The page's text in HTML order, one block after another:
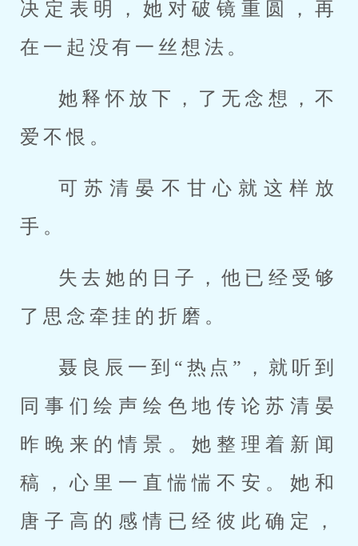
决定表明，她对破镜重圆，再
在一起没有一丝想法。
她释怀放下，了无念想，不
爱不恨。
可苏清晏不甘心就这样放
手。
失去她的日子，他已经受够
了思念牵挂的折磨。
聂良辰一到“热点”，就听到
同事们绘声绘色地传论苏清晏
昨晚来的情景。她整理着新闻
稿，心里一直惴惴不安。她和
唐子高的感情已经彼此确定，